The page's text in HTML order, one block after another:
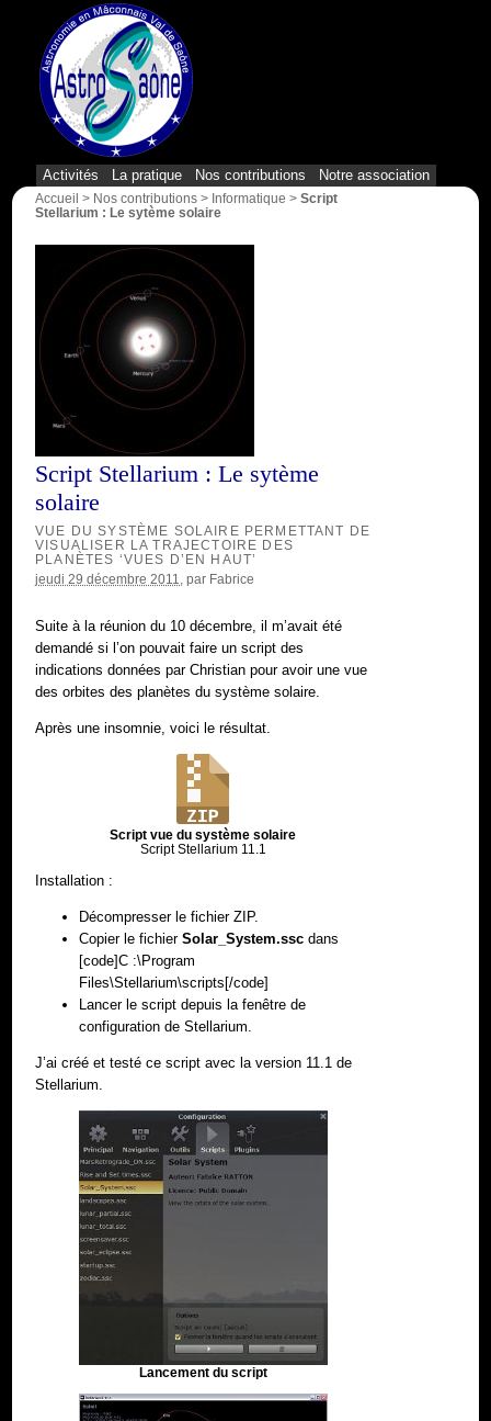
Activités La pratique Nos contributions Notre association
Accueil > Nos contributions > Informatique > Script
Stellarium : Le sytème solaire
Script Stellarium : Le sytème
solaire
VUE DU SYSTÈME SOLAIRE PERMETTANT DE
VISUALISER LA TRAJECTOIRE DES
PLANÈTES ‘VUES D’EN HAUT’
jeudi 29 décembre 2011
, par Fabrice
Suite à la réunion du 10 décembre, il m’avait été
demandé si l’on pouvait faire un script des
indications données par Christian pour avoir une vue
des orbites des planètes du système solaire.
Après une insomnie, voici le résultat.
Script vue du système solaire
Script Stellarium 11.1
Installation :
Décompresser le fichier ZIP.
Copier le fichier Solar_System.ssc dans
[code]C :\Program
Files\Stellarium\scripts[/code]
Lancer le script depuis la fenêtre de
configuration de Stellarium.
J’ai créé et testé ce script avec la version 11.1 de
Stellarium.
Lancement du script